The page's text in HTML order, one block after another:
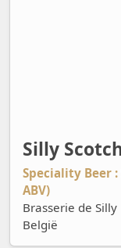
Silly
Speciality Beer
ABV)
Brasserie de Silly
België